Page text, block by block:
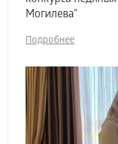
Могилева"
Подробнее